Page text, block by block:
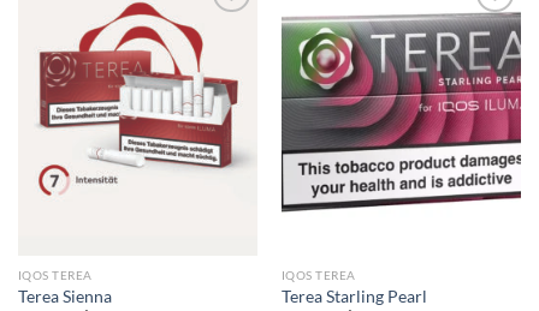
IQOS TEREA
Terea Sienna
IQOS TEREA
Terea Starling Pearl